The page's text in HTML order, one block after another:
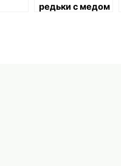
редьки с медом